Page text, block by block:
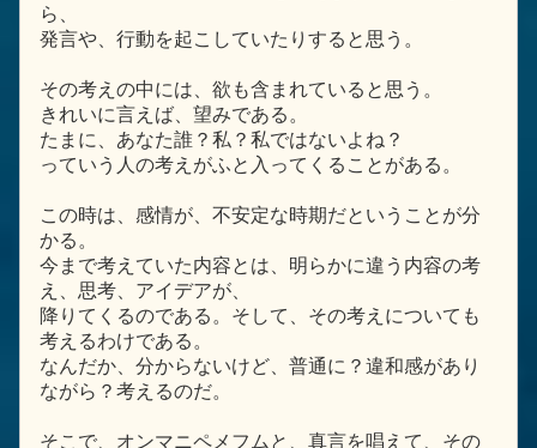
ら、
発言や、行動を起こしていたりすると思う。
その考えの中には、欲も含まれていると思う。
きれいに言えば、望みである。
たまに、あなた誰？私？私ではないよね？
っていう人の考えがふと入ってくることがある。
この時は、感情が、不安定な時期だということが分
かる。
今まで考えていた内容とは、明らかに違う内容の考
え、思考、アイデアが、
降りてくるのである。そして、その考えについても
考えるわけである。
なんだか、分からないけど、普通に？違和感があり
ながら？考えるのだ。
そこで、オンマニペメフムと、真言を唱えて、その